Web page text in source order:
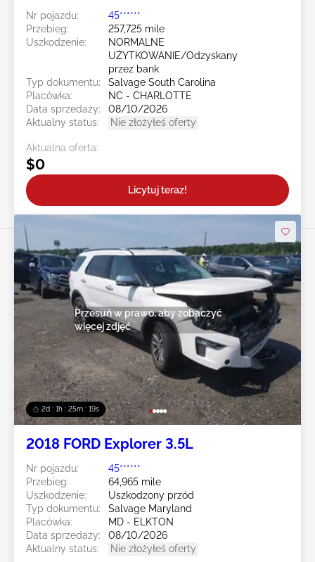
Nr pojazdu:
45******
Przebieg:
257,725 mile
Uszkodzenie:
NORMALNE
UŻYTKOWANIE/Odzyskany
przez bank
Typ dokumentu:
Salvage South Carolina
Placówka:
NC - CHARLOTTE
Data sprzedaży:
08/10/2026
Aktualny status:
Nie złożyłeś oferty
Aktualna oferta:
$0
Licytuj teraz!
2d : 1h : 25m : 16s
Przesuń w prawo, aby zobaczyć
więcej zdjęć
2018 FORD Explorer 3.5L
Nr pojazdu:
45******
Przebieg:
64,965 mile
Uszkodzenie:
Uszkodzony przód
Typ dokumentu:
Salvage Maryland
Placówka:
MD - ELKTON
Data sprzedaży:
08/10/2026
Aktualny status:
Nie złożyłeś oferty